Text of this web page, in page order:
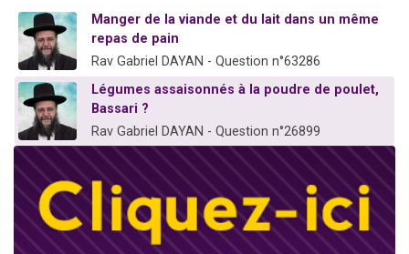
Manger de la viande et du lait dans un même
repas de pain
Rav Gabriel DAYAN - Question n°63286
Légumes assaisonnés à la poudre de poulet,
Bassari ?
Rav Gabriel DAYAN - Question n°26899